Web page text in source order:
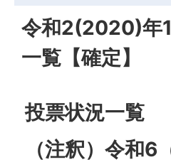
令和2(2020)年
一覧【確定】
投票状況一覧
（注釈）令和